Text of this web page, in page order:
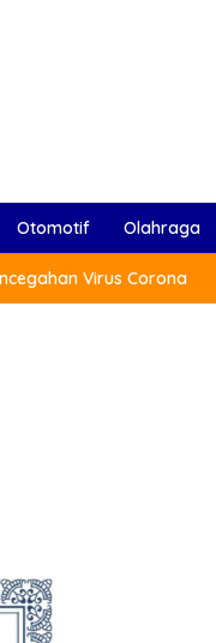
Otomotif Olahraga
Virus Corona